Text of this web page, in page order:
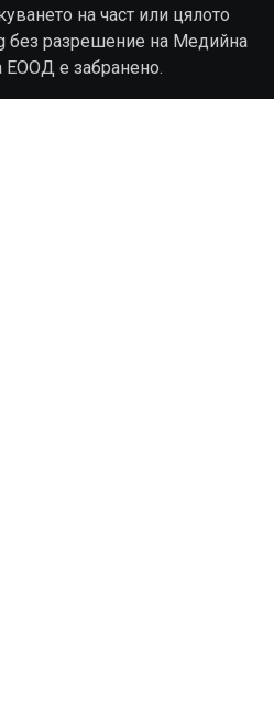
на част или цялото
без разрешение на Медийна
ЕООД е забранено.